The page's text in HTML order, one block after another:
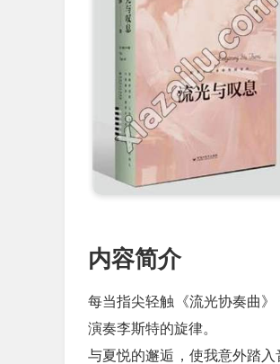
内容简介
每当指尖轻触《流光协奏曲
演奏李斯特的旋律。
与夏悦的邂逅，使我意外踏